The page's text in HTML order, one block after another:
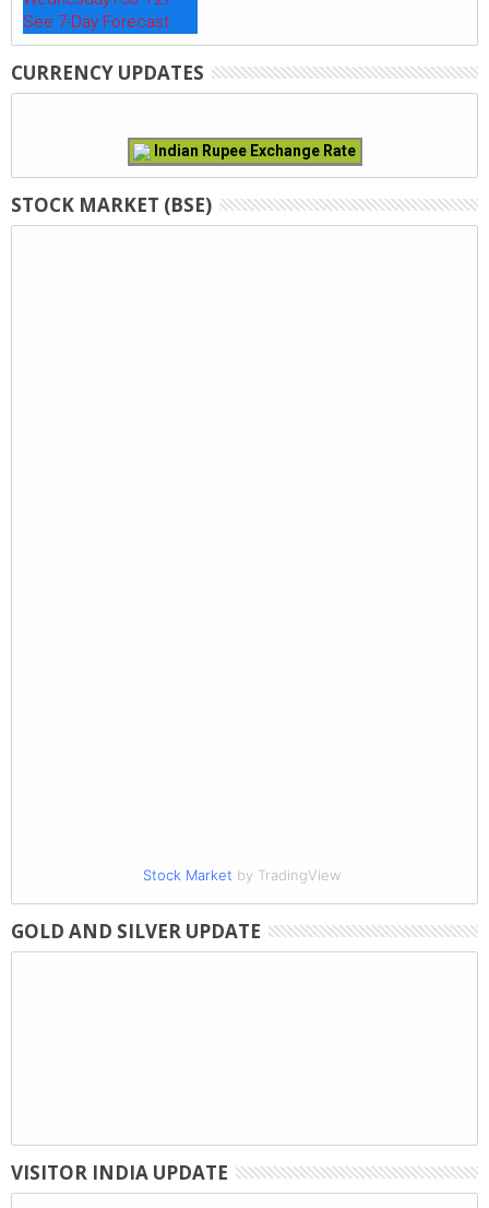
See 7-Day Forecast
CURRENCY UPDATES
Indian Rupee Exchange Rate
STOCK MARKET (BSE)
Stock Market by TradingView
GOLD AND SILVER UPDATE
VISITOR INDIA UPDATE